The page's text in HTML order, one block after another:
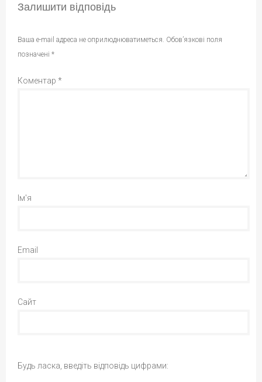
Залишити відповідь
Ваша e-mail адреса не оприлюднюватиметься. Обов’язкові поля
позначені *
Коментар *
Ім'я
Email
Сайт
Будь ласка, введіть відповідь цифрами: